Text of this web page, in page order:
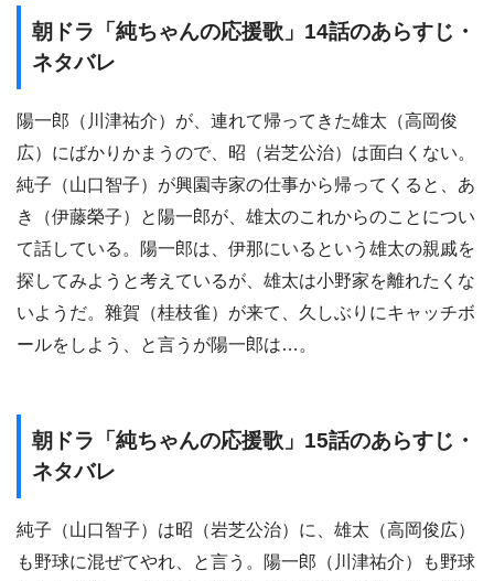
朝ドラ「純ちゃんの応援歌」14話のあらすじ・
ネタバレ
陽一郎（川津祐介）が、連れて帰ってきた雄太（高岡俊
広）にばかりかまうので、昭（岩芝公治）は面白くない。
純子（山口智子）が興園寺家の仕事から帰ってくると、あ
き（伊藤榮子）と陽一郎が、雄太のこれからのことについ
て話している。陽一郎は、伊那にいるという雄太の親戚を
探してみようと考えているが、雄太は小野家を離れたくな
いようだ。雜賀（桂枝雀）が来て、久しぶりにキャッチボ
ールをしよう、と言うが陽一郎は…。
朝ドラ「純ちゃんの応援歌」15話のあらすじ・
ネタバレ
純子（山口智子）は昭（岩芝公治）に、雄太（高岡俊広）
も野球に混ぜてやれ、と言う。陽一郎（川津祐介）も野球